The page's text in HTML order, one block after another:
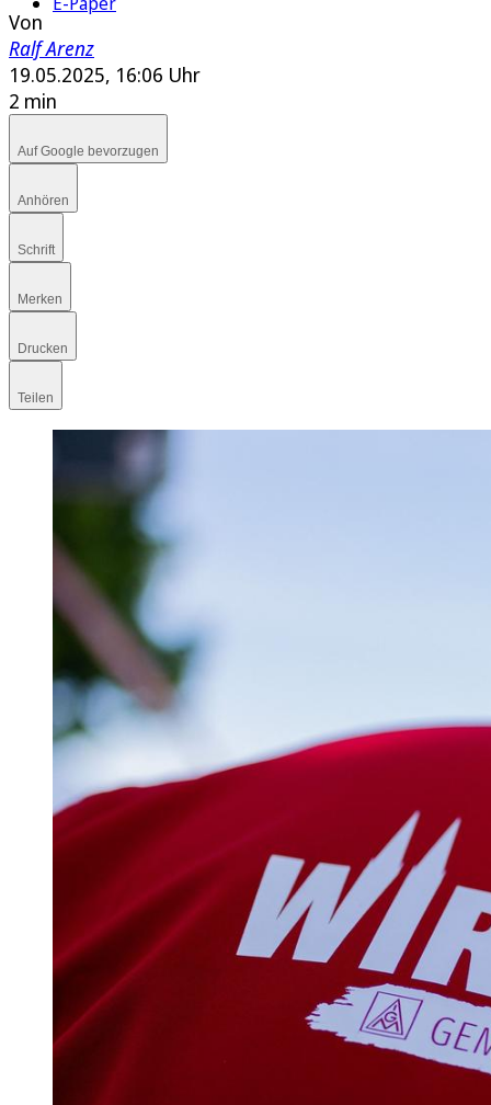
Von
Ralf Arenz
19.05.2025, 16:06 Uhr
2 min
Auf Google bevorzugen
Anhören
Schrift
Merken
Drucken
Teilen